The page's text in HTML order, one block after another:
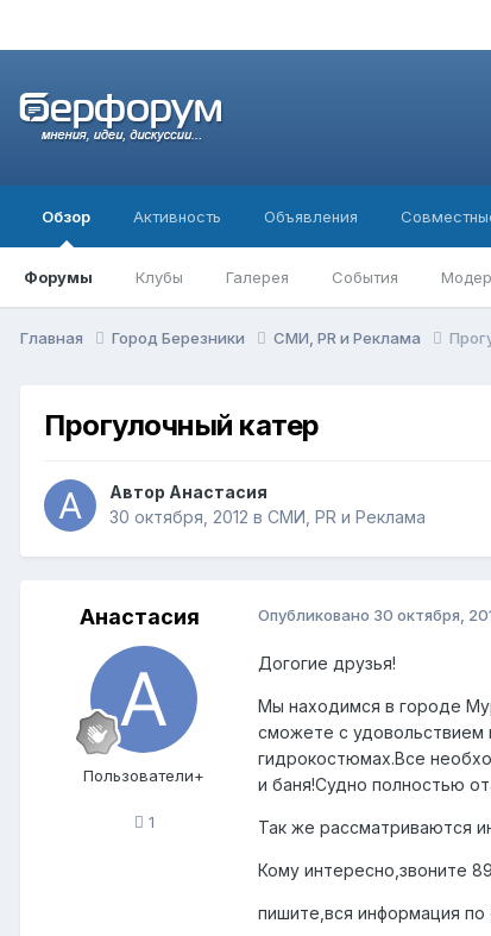
Обзор
Форумы Клубы Галерея События
Активность Объявления
Главная Город Березники СМИ, PR и Реклама
Прогулочный катер
Автор Анастасия
30 октября, 2012 в СМИ, PR и Реклама
Анастасия
Пользователи+
1
Опубликовано 30 октября,
Догогие друзья!
Мы находимся в городе
сможете с удовольствием
гидрокостюмах.Все
и баня!Судно полностью
Так же рассматриваются
Кому интересно,звоните
пишите,вся информация